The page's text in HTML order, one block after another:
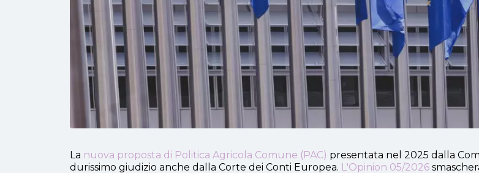
La nuova proposta di Politica Agricola Comune (PAC) presentata nel 2025 dalla
durissimo giudizio anche dalla Corte dei Conti Europea. L'Opinion 05/2026